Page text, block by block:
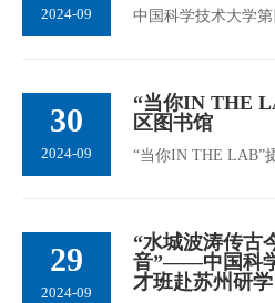
2024-09 中国科学技术大学
30
2024-09
“当你IN THE
区图书馆
“当你IN THE LAB”
29
2024-09
“水城波涛传古
音”——中国科
才班赴苏州研学